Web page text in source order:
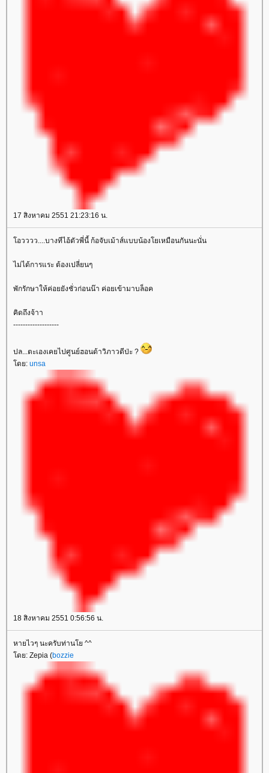
17 สิงหาคม 2551 21:23:16 น.
อวววว....บางทีไอ้ตัวพี่นี้ ก้อจับเม้าส์แบบน้องโยเหมือนกันนะนั่น
ไม่ได้การแระ ต้องเปลี่ยนๆ
พักรักษาให้ค่อยยังชั่วก่อนน๊า ค่อยเข้ามาบล็อค
คิดถึงจ้าา
-------------------
ปล...ตะเองเคยไปศูนย์ฮอนด้าวิภาวดีป่ะ ?
ดย: unsa
18 สิงหาคม 2551 0:56:56 น.
หายไวๆ นะครับท่านโย ^^
ดย: Zepia (bozzie